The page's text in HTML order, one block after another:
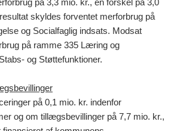
skyldes forventet merforbrug på
og Socialfaglig indsats. Modsat
på ramme 335 Læring og
og Støttefunktioner.
på 0,1 mio. kr. indenfor
og om tillægsbevillinger på 7,7 mio. kr.,